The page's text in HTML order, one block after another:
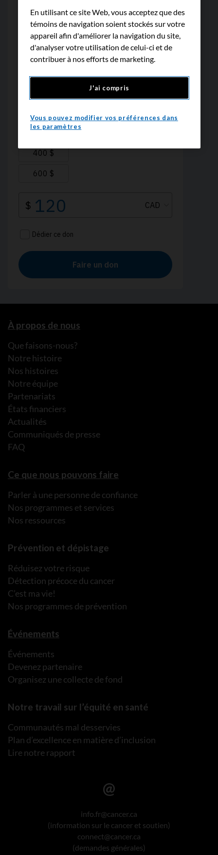
À propos de nous
Que faisons-nous?
Notre histoire
Nos histoires
Notre équipe
Partenariats
États financiers
Actualités
Communiqués de presse
FAQ
Ce que nous pouvons faire
Parler à une personne de confiance
Nos programmes et services
Nos ressources
Prévention et dépistage
Réduisez votre risque
Détection précoce du cancer
C’est ma vie!
Nos programmes de prévention
Événements
Événements
Devenez partenaire
Organisez une collecte de fond
Notre travail sur l’équité en santé
Communautés mal desservies
Plan d’excellence en matière d’inclusion
Lire notre rapport
info.fr@cancer.ca
(information sur le cancer et soutien)
connect@cancer.ca
(demandes générales)
En utilisant ce site Web, vous acceptez que des
témoins de navigation soient stockés sur votre
appareil afin d'améliorer la navigation du site,
d'analyser votre utilisation de celui-ci et de
contribuer à nos efforts de marketing.
J'ai compris
Vous pouvez modifier vos préférences dans
les paramètres